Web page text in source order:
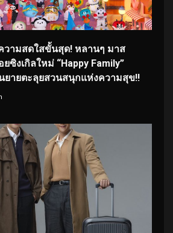
วามสดใสขั้นสุด! หลานๆ มาส
ซิงเกิลใหม่ “Happy Family”
ยายตะลุยสวนสนุกแห่งความสุข!!